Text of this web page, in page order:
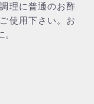
理に普通のお酢
使用下さい。お